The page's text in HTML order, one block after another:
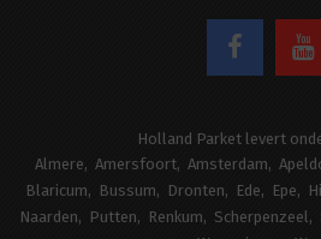
Holland Parket levert
Almere
Amersfoort Amsterdam
Blaricum
Bussum Dronten Ede Epe
Naarden
Putten Renkum Scherpenzeel